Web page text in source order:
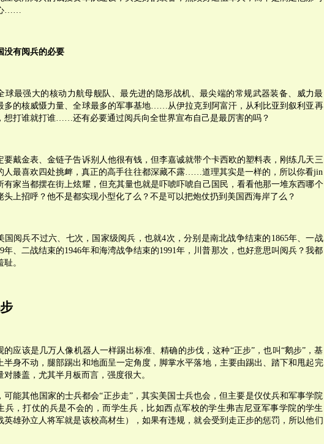
……
没有阅兵的必要
球最强大的核动力航母舰队、最先进的隐形战机、最尖端的常规武器装备、威力最
多的核威慑力量、全球最多的军事基地……从伊拉克到阿富汗，从利比亚到叙利亚再
想打谁就打谁……还有必要通过阅兵向全世界宣布自己是最厉害的吗？
要戴金表、金链子告诉别人他很有钱，但李嘉诚就带个卡西欧的塑料表，刚练几天三
人最喜欢四处挑衅，真正的高手往往都深藏不露……道理其实是一样的，所以你看jin
有家当都摆在街上炫耀，但充其量也就是吓唬吓唬自己国民，看看他那一堆东西哪个
头上招呼？他不是都实现小型化了么？不是可以把炮仗扔到美国西海岸了么？
国阅兵不过六、七次，国家级阅兵，也就4次，分别是南北战争结束的1865年、一战
年、二战结束的1946年和海湾战争结束的1991年，川普那次，也好意思叫阅兵？我都
。
的应该是几万人像机器人一样踢出标准、精确的步伐，这种“正步”，也叫“鹅步”，基
半身不动，腿部踢出和地面呈一定角度，脚掌水平落地，主要由踢出、踏下和甩起完
对膝盖，尤其半月板而言，强度很大。
可能其他国家的士兵都会“正步走”，其实美国士兵也会，但主要是仪仗兵和军事学院
兵，打仗的兵是不会的，而学生兵，比如西点军校的学生弗吉尼亚军事学院的学生
英雄孙立人将军就是该校高材生），如果有违规，就会受到走正步的惩罚，所以他们